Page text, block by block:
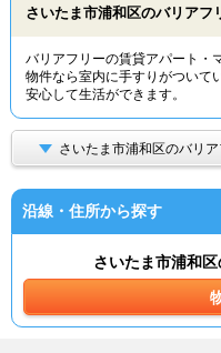
さいたま市浦和区のバリアフ
バリアフリーの賃貸アパート・
物件なら室内に手すりがついて
安心して生活ができます。
さいたま市浦和区のバリ
沿線・住所から探す
さいたま市浦和